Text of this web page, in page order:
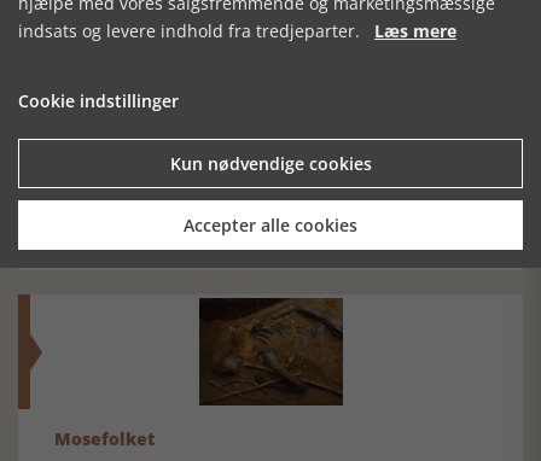
SE RELATEREDE ARTIKLER
KONSERVATIV
VEJE OG OMVEJE
TIL
DENNE GANG
GÅR VI HELE
Mosefolket
indsats og levere indhold fra tredjeparter. Læs mere
Cookie indstillinger
Kun nødvendige cookies
Accepter alle cookies